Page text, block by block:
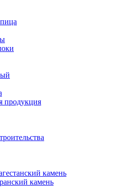
продукция
камень
камень